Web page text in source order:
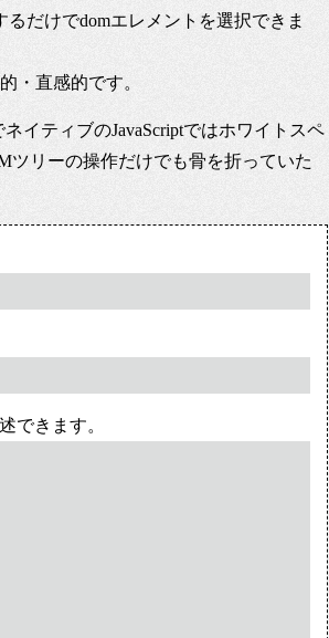
るだけでdomエレメントを選択できま
・直感的です。
イティブのJavaScriptではホワイトスペ
ツリーの操作だけでも骨を折っていた
できます。